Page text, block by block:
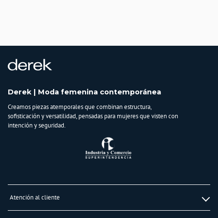
Lavar en máquina, no usar blanqueadores,lavar y secar con colores similares y
Composición:
28% PBT 22 % Nylon
Derek | Moda femenina contemporánea
Creamos piezas atemporales que combinan estructura,
sofisticación y versatilidad, pensadas para mujeres que visten con
intención y seguridad.
Atención al cliente